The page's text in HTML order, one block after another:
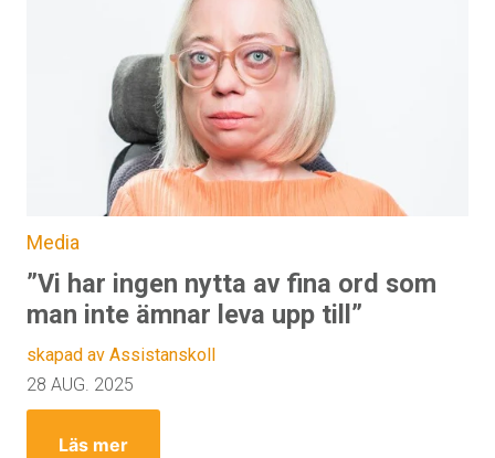
Media
”Vi har ingen nytta av fina ord som
man inte ämnar leva upp till”
skapad av Assistanskoll
28 AUG. 2025
Läs mer